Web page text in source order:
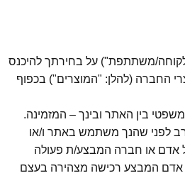
על בחירתך להיכנס
(להלן: "המוצרים") בכפוף
האתר ובינך – המזמינה.
שהנך משתמש באתר ו/או
חברה המבצע/ת פעולה
רכישה מצהירה בעצם